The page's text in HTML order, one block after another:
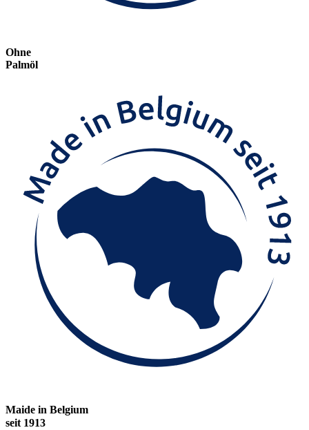
Ohne
Palmöl
Maide in Belgium
seit 1913